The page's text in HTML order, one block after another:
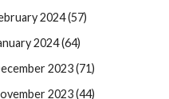
2024 (57)
2024 (64)
2023 (71)
2023 (44)